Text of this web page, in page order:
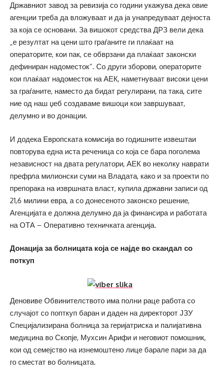
Државниот завод за ревизија со години укажува дека овие
агенции треба да вложуваат и да ја унапредуваат дејноста
за која се основани. За вишокот средства ДРЗ вели дека
„е резултат на цени што граѓаните ги плаќаат на
операторите, кои пак, се обврзани да плаќаат законски
дефиниран надоместок“. Со други зборови, операторите
кои плаќаат надоместок на АЕК, наметнуваат високи цени
за граѓаните, наместо да бидат регулирани, па така, сите
ние од наш џеб создаваме вишоци кои завршуваат,
делумно и во донации.
И додека Европската комисија во годишните извештаи
повторува една иста реченица со која се бара поголема
независност на двата регулатори, АЕК во неколку наврати
префрла милионски суми на Владата, како и за проекти по
препорака на извршната власт, купила државни записи од
21,6 милини евра, а со донесеното законско решение,
Агенцијата е должна делумно да ја финансира и работата
на ОТА – Оперативно техничката агенција.
Донација за болницата која се најде во скандал со
поткуп
Деновиве Обвинителството има полни раце работа со
случајот со попткуп баран и даден на директорот ЈЗУ
Специјализирана болница за геријатриска и палијативна
медицина во Скопје, Мухсин Арифи и неговиот помошник,
кои од семејство на изнемоштено лице барале пари за да
го сместат во болницата.